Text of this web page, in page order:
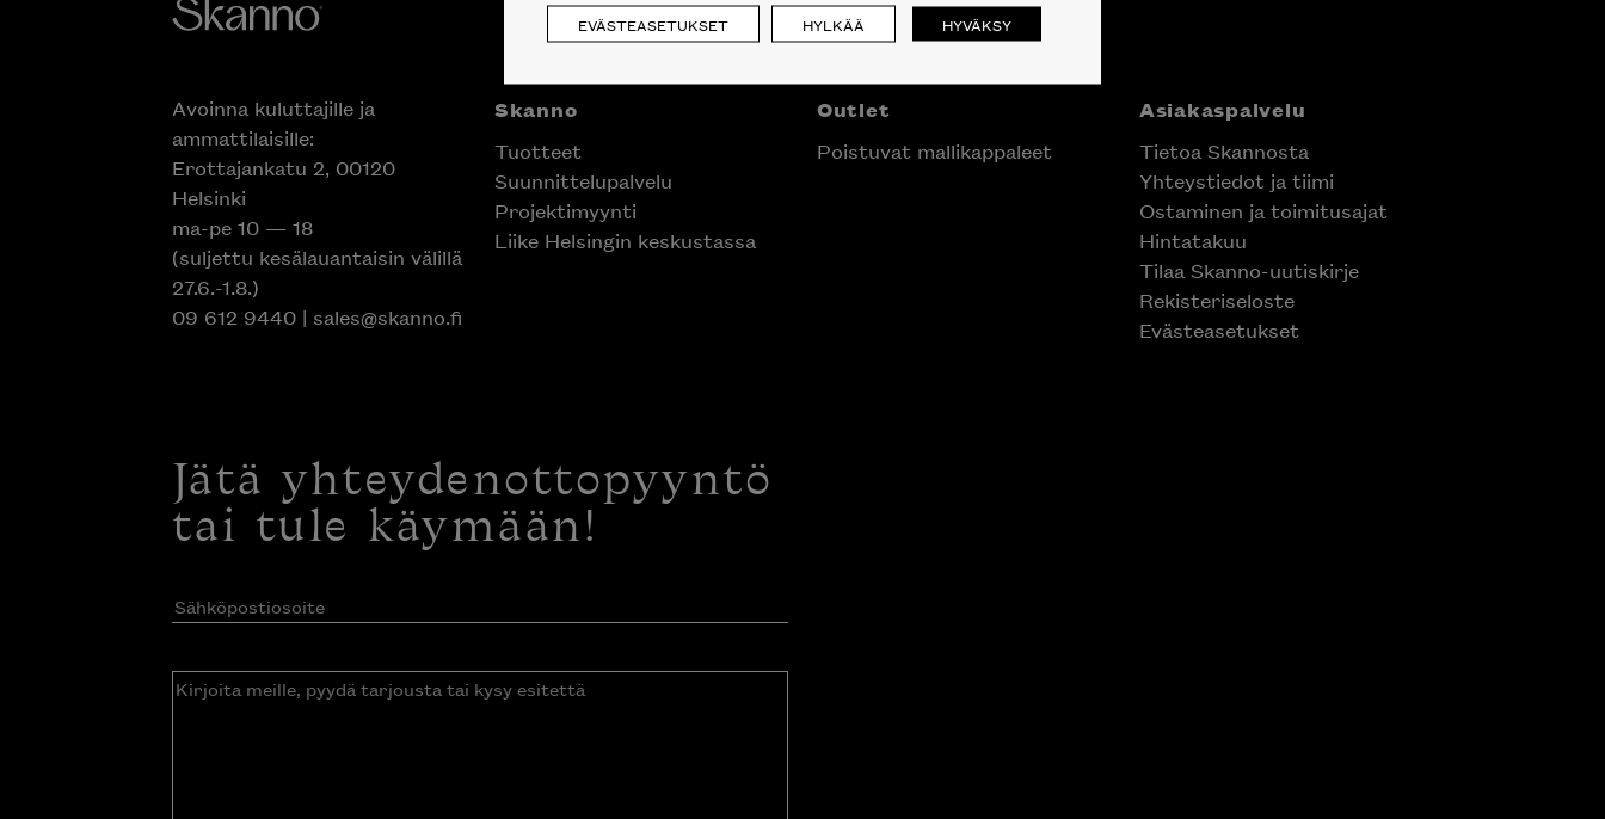
Avoinna kuluttajille ja
ammattilaisille:
Erottajankatu 2, 00120
Helsinki
ma-pe 10 — 18
(suljettu kesälauantaisin
välillä 27.6.-1.8.)
09 612 9440|
Skanno
Tuotteet
Suunnittelupalvelu
Projektimyynti
Liike Helsingin keskustassa
Outlet
Poistuvat mallikappaleet
Asiakaspalvelu
Tietoa Skannosta
Yhteystiedot ja tiimi
Ostaminen ja toimitusajat
Hintatakuu
Tilaa Skanno-uutiskirje
Rekisteriseloste
Evästeasetukset
Jätä yhteydenottopyyntö
tai tule käymään!
Sähköpostiosoite(Pakollinen)
Kirjoita
Inspiroidu italialaisen merkin laadukkaasta
huonekalumallistosta.
EVÄSTEASETUKSET HYLKÄÄ HYVÄKSY